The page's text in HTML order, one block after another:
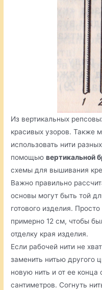
Из вертикальных
красивых узоров. Также
использовать нити
помощьювертикальной
схемы для вышивания
Важно правильно
основы могут быть той
готового изделия.
примерно 12 см, чтобы
отделку края изделия.
Если рабочей нити не
заменить нитью другого
новую нить и от ее конца
сантиметров. Согнуть